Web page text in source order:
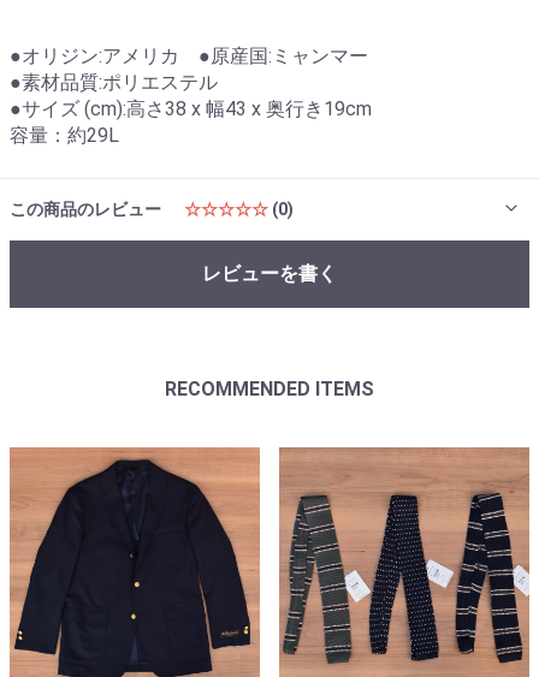
●オリジン:アメリカ ●原産国:ミャンマー
●素材品質:ポリエステル
●サイズ (cm):高さ38 x 幅43 x 奥行き19cm
容量：約29L
この商品のレビュー ☆☆☆☆☆ (0)
レビューを書く
RECOMMENDED ITEMS